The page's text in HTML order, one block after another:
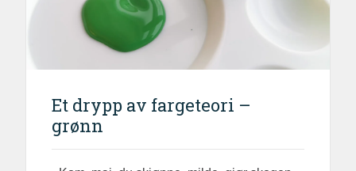
Et drypp av fargeteori –
grønn